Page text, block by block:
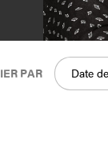
PAR Date